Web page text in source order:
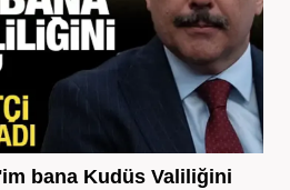
bana Kudüs Valiliğini